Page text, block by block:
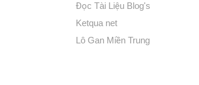
Đọc Tài Liệu Blog's
Ketqua net
Lô Gan Miền Trung